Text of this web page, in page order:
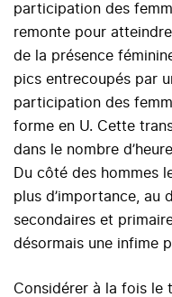
participation des
remonte pour
de la présence
pics entrecoupés par
participation des
forme en U. Cette
dans le nombre
Du côté des hommes
plus d’importance, au
secondaires et
désormais une infime
Considérer à la fois le